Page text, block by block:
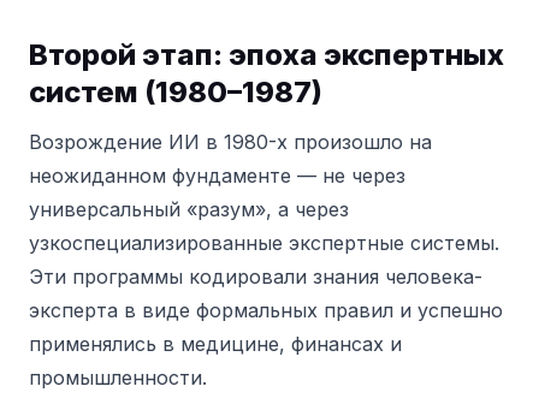
Второй этап: эпоха экспертных
систем (1980–1987)
Возрождение ИИ в 1980-х произошло на
неожиданном фундаменте — не через
универсальный «разум», а через
узкоспециализированные экспертные системы.
Эти программы кодировали знания человека-
эксперта в виде формальных правил и успешно
применялись в медицине, финансах и
промышленности.